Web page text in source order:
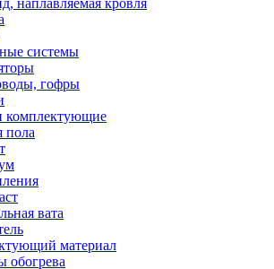
наплавляемая кровля
системы
гофры
комплектующие
пола
вата
материал
обогрева